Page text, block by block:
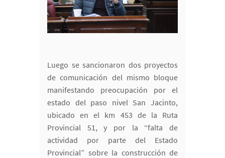
Luego se sancionaron dos proyectos
de comunicación del mismo bloque
manifestando preocupación por el
estado del paso nivel San Jacinto,
ubicado en el km 453 de la Ruta
Provincial 51, y por la “falta de
actividad por parte del Estado
Provincial” sobre la construcción de